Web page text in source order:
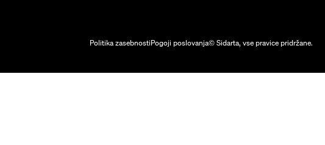
Politika zasebnostiPogoji poslovanja© Sidarta, vse pravice pridržane.